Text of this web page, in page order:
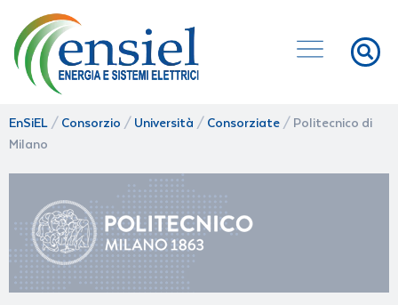
EnSiEL / Consorzio / Università / Consorziate / Politecnico di
Milano